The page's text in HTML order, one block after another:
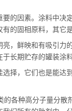
的因素。涂料中决
的固相原料，其它是
，鲜映和有吸引力
长期贮存的罐装涂料
择，它们也是能达
各种高分子量分散